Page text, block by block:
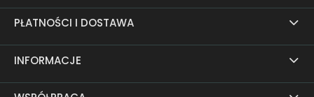
PŁATNOŚCI I DOSTAWA
INFORMACJE